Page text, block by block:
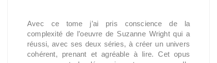
Avec ce tome j’ai pris conscience de la
complexité de l’oeuvre de Suzanne Wright qui a
réussi, avec ses deux séries, à créer un univers
cohérent, prenant et agréable à lire. Cet opus